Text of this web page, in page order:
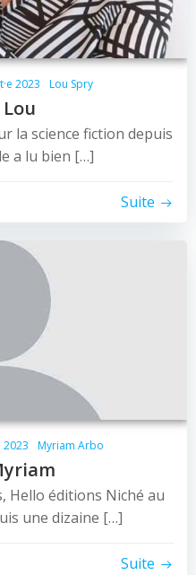
2023 Lou Spry
la science fiction depuis
a lu bien […]
Suite
2023 Myriam Arbo
Hello éditions Niché au
une dizaine […]
Suite